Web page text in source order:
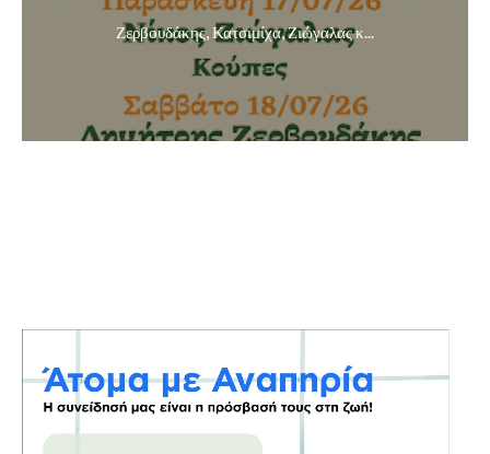
Ζερβουδάκης, Κατσιμίχα, Ζιώγαλας κ...